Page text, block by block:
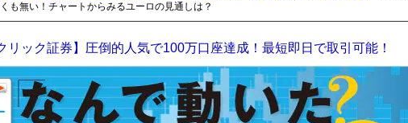
も無い！チャートからみるユーロの見通しは？
リック証券】圧倒的人気で100万口座達成！最短即日で取引可能！